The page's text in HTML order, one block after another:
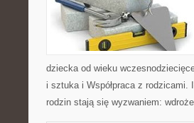
dziecka od wieku
i sztuka i Współpraca z
rodzin stają się wyzwaniem: